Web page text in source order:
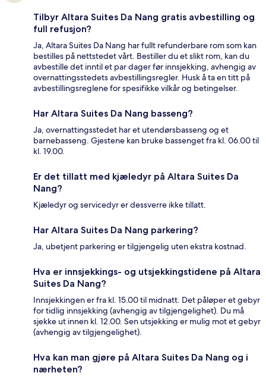
Tilbyr Altara Suites Da Nang gratis avbestilling og
full refusjon?
Ja, Altara Suites Da Nang har fullt refunderbare rom som kan
bestilles på nettstedet vårt. Bestiller du et slikt rom, kan du
avbestille det inntil et par dager før innsjekking, avhengig av
overnattingsstedets avbestillingsregler. Husk å ta en titt på
avbestillingsreglene for spesifikke vilkår og betingelser.
Har Altara Suites Da Nang basseng?
Ja, overnattingsstedet har et utendørsbasseng og et
barnebasseng. Gjestene kan bruke bassenget fra kl. 06.00 til
kl. 19.00.
Er det tillatt med kjæledyr på Altara Suites Da
Nang?
Kjæledyr og servicedyr er dessverre ikke tillatt.
Har Altara Suites Da Nang parkering?
Ja, ubetjent parkering er tilgjengelig uten ekstra kostnad.
Hva er innsjekkings- og utsjekkingstidene på Altara
Suites Da Nang?
Innsjekkingen er fra kl. 15.00 til midnatt. Det påløper et gebyr
for tidlig innsjekking (avhengig av tilgjengelighet). Du må
sjekke ut innen kl. 12.00. Sen utsjekking er mulig mot et gebyr
(avhengig av tilgjengelighet).
Hva kan man gjøre på Altara Suites Da Nang og i
nærheten?